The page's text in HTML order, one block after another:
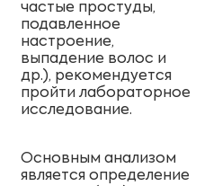
частые простуды,
подавленное
настроение,
выпадение волос и
др.), рекомендуется
пройти лабораторное
исследование.
Основным анализом
является определение